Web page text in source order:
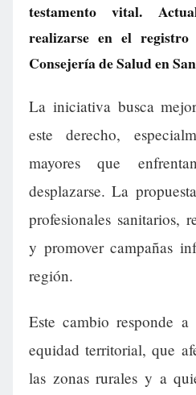
testamento vital.
realizarse en el
Consejería de Salud en
La iniciativa busca
este derecho,
mayores que
desplazarse. La
profesionales sanitarios,
y promover campañas
región.
Este cambio responde
equidad territorial, que
las zonas rurales y a